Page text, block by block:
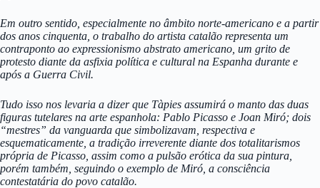
Em outro sentido, especialmente no âmbito norte-americano e a partir
dos anos cinquenta, o trabalho do artista catalão representa um
contraponto ao expressionismo abstrato americano, um grito de
protesto diante da asfixia política e cultural na Espanha durante e
após a Guerra Civil.
Tudo isso nos levaria a dizer que Tàpies assumirá o manto das duas
figuras tutelares na arte espanhola: Pablo Picasso e Joan Miró; dois
“mestres” da vanguarda que simbolizavam, respectiva e
esquematicamente, a tradição irreverente diante dos totalitarismos
própria de Picasso, assim como a pulsão erótica da sua pintura,
porém também, seguindo o exemplo de Miró, a consciência
contestatária do povo catalão.